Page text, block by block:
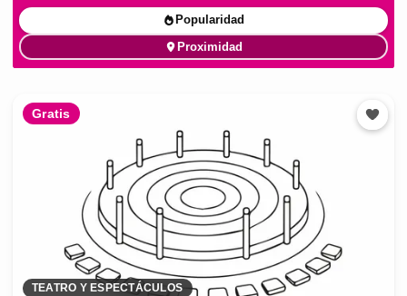
Popularidad
Proximidad
Gratis
TEATRO Y ESPECTÁCULOS